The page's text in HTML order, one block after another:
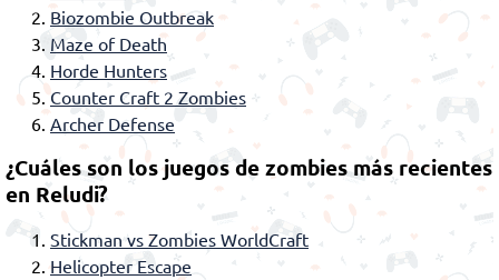
Biozombie Outbreak
Maze of Death
Horde Hunters
Counter Craft 2 Zombies
Archer Defense
¿Cuáles son los juegos de zombies más recientes
en Reludi?
Stickman vs Zombies WorldCraft
Helicopter Escape